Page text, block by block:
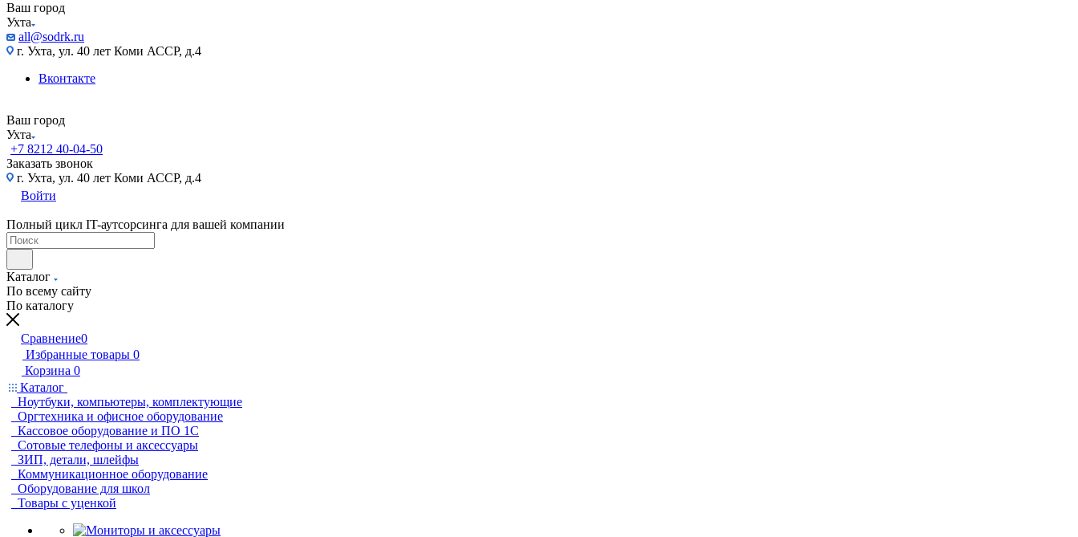
Ваш город
Ухта
all@sodrk.ru
г. Ухта, ул. 40 лет Коми АССР, д.4
Вконтакте
Ваш город
Ухта
+7 8212 40-04-50
Заказать звонок
г. Ухта, ул. 40 лет Коми АССР, д.4
Войти
Полный цикл IT-аутсорсинга для вашей компании
Каталог
По всему сайту
По каталогу
Сравнение0
Избранные товары 0
Корзина 0
Каталог
Ноутбуки, компьютеры, комплектующие
Оргтехника и офисное оборудование
Кассовое оборудование и ПО 1С
Сотовые телефоны и аксессуары
ЗИП, детали, шлейфы
Коммуникационное оборудование
Оборудование для школ
Товары с уценкой